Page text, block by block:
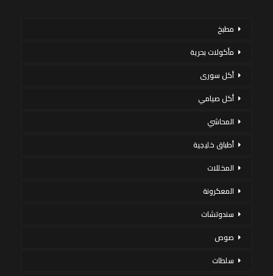
مطبخ
مأكولات بحرية
أكل سورى
أكل صيامي
المحاشي
أطباق خليجية
المخللات
المعكرونة
سندوتشات
صوص
سلطات